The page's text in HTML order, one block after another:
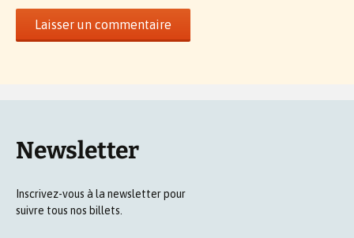
Newsletter
Inscrivez-vous à la newsletter pour
suivre tous nos billets.